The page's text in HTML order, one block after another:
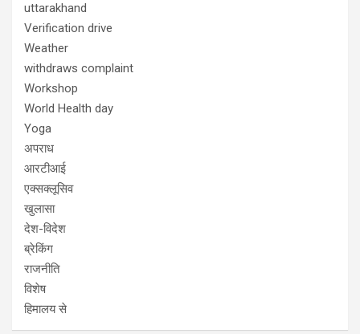
uttarakhand
Verification drive
Weather
withdraws complaint
Workshop
World Health day
Yoga
अपराध
आरटीआई
एक्सक्लूसिव
खुलासा
देश-विदेश
ब्रेकिंग
राजनीति
विशेष
हिमालय से